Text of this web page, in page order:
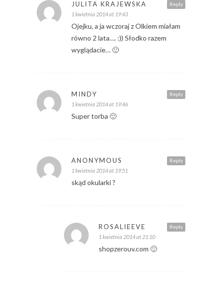
Reply
JULITA KRAJEWSKA
1 kwietnia 2014 at 19:43
Ojejku, a ja wczoraj z Olkiem miałam
równo 2 lata…. :)) Słodko razem
wyglądacie… 🙂
Reply
MINDY
1 kwietnia 2014 at 19:46
Super torba 🙂
Reply
ANONYMOUS
1 kwietnia 2014 at 19:51
skąd okularki ?
Reply
ROSALIEEVE
1 kwietnia 2014 at 21:10
shopzerouv.com 🙂